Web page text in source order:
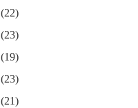
(22)
(23)
(19)
(23)
(21)